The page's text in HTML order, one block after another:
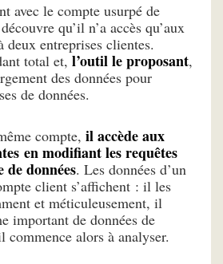
avec le compte usurpé de
qu’il n’a accès qu’aux
deux entreprises clientes.
total et, l’outil le proposant,
des données pour
de données.
compte, il accède aux
en modifiant les requêtes
de données. Les données d’un
client s’affichent : il les
et méticuleusement, il
important de données de
commence alors à analyser.